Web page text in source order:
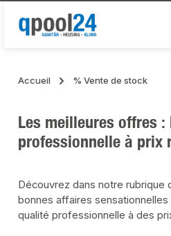
Passer au contenu principal
Accueil % Vente de stock
Les meilleures offres
professionnelle à prix
Découvrez dans notre
bonnes affaires
qualité professionnelle à des